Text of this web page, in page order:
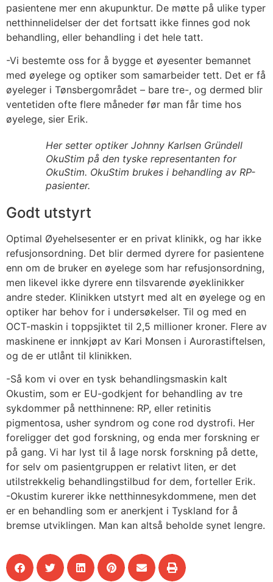
pasientene mer enn akupunktur. De møtte på ulike typer
netthinnelidelser der det fortsatt ikke finnes god nok
behandling, eller behandling i det hele tatt.
-Vi bestemte oss for å bygge et øyesenter bemannet
med øyelege og optiker som samarbeider tett. Det er få
øyeleger i Tønsbergområdet – bare tre-, og dermed blir
ventetiden ofte flere måneder før man får time hos
øyelege, sier Erik.
Her setter optiker Johnny Karlsen Gründell
OkuStim på den tyske representanten for
OkuStim. OkuStim brukes i behandling av RP-
pasienter.
Godt utstyrt
Optimal Øyehelsesenter er en privat klinikk, og har ikke
refusjonsordning. Det blir dermed dyrere for pasientene
enn om de bruker en øyelege som har refusjonsordning,
men likevel ikke dyrere enn tilsvarende øyeklinikker
andre steder. Klinikken utstyrt med alt en øyelege og en
optiker har behov for i undersøkelser. Til og med en
OCT-maskin i toppsjiktet til 2,5 millioner kroner. Flere av
maskinene er innkjøpt av Kari Monsen i Aurorastiftelsen,
og de er utlånt til klinikken.
-Så kom vi over en tysk behandlingsmaskin kalt
Okustim, som er EU-godkjent for behandling av tre
sykdommer på netthinnene: RP, eller retinitis
pigmentosa, usher syndrom og cone rod dystrofi. Her
foreligger det god forskning, og enda mer forskning er
på gang. Vi har lyst til å lage norsk forskning på dette,
for selv om pasientgruppen er relativt liten, er det
utilstrekkelig behandlingstilbud for dem, forteller Erik.
-Okustim kurerer ikke netthinnesykdommene, men det
er en behandling som er anerkjent i Tyskland for å
bremse utviklingen. Man kan altså beholde synet lengre.